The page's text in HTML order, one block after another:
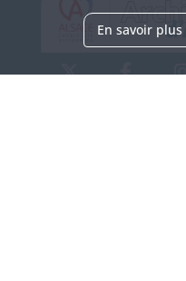
En savoir plus